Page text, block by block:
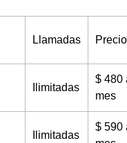
Llamadas Precio
Ilimitadas
$ 480
mes
Ilimitadas
$ 590